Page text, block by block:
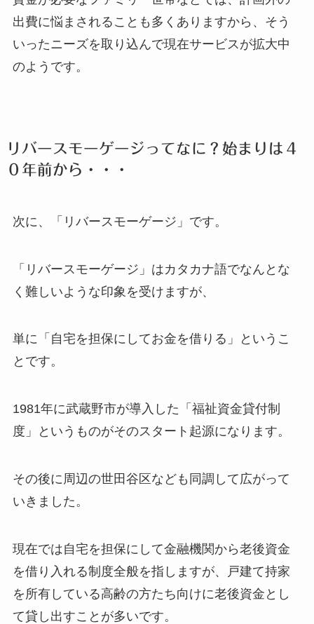
出費に悩まされることも多くありますから、そう
いったニーズを取り込んで現在サービスが拡大中
のようです。
リバースモーゲージってなに？始まりは４
０年前から・・・
次に、「リバースモーゲージ」です。
「リバースモーゲージ」はカタカナ語でなんとな
く難しいような印象を受けますが、
単に「自宅を担保にしてお金を借りる」というこ
とです。
1981年に武蔵野市が導入した「福祉資金貸付制
度」というものがそのスタート起源になります。
その後に周辺の世田谷区なども同調して広がって
いきました。
現在では自宅を担保にして金融機関から老後資金
を借り入れる制度全般を指しますが、戸建て持家
を所有している高齢の方たち向けに老後資金とし
て貸し出すことが多いです。